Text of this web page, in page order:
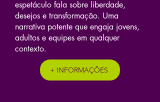
espetáculo fala sobre liberdade,
desejos e transformação. Uma
narrativa potente que engaja jovens,
adultos e equipes em qualquer
contexto.
+ INFORMAÇÕES